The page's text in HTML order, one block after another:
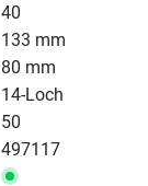
40
133 mm
80 mm
14-Loch
50
497117